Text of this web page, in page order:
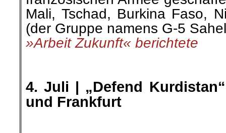
Organisationen und Berliner
sich zuvor dem Aufruf
Teilnahme am
.
.
4. Juli | Gezüchtete